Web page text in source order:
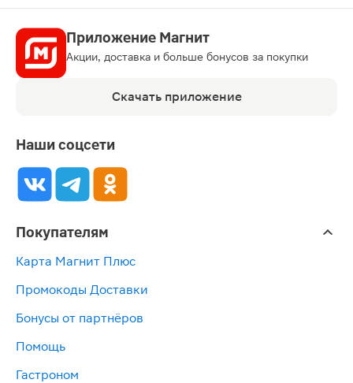
Приложение Магнит
Акции, доставка и больше бонусов за покупки
Скачать приложение
Наши соцсети
Покупателям
Карта Магнит Плюс
Промокоды Доставки
Бонусы от партнёров
Помощь
Гастроном